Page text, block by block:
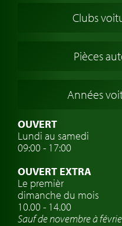
Voitures Anglaises
Voitures Allemandes
Voitures Suédoises
Assurance voiture de
Clubs de voitures
Atelier de voitures
Montres de marque de
Clubs
Pièces
Années
OUVERT
Lundi au samedi
09:00 - 17:00
OUVERT EXTRA
Le premièr
dimanche du mois
10.00 - 14.00
Sauf de novembre à